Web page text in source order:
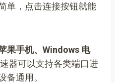
单，点击连接按钮就能
果手机、Windows 电
器可以支持各类端口进
备通用。